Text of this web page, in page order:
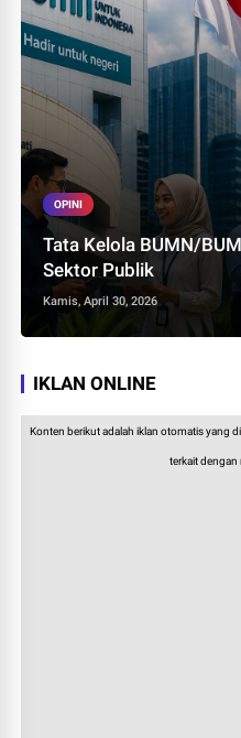
OPINI
Tata Kelola BUMN/
Sektor Publik
Kamis, April 30, 2026
IKLAN ONLINE
Konten berikut adalah iklan otomatis yang
terkait dengan